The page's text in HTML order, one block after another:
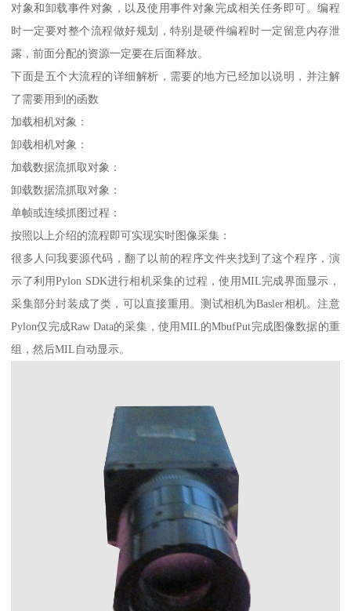
对象和卸载事件对象，以及使用事件对象完成相关任务即可。编程
时一定要对整个流程做好规划，特别是硬件编程时一定留意内存泄
露，前面分配的资源一定要在后面释放。
下面是五个大流程的详细解析，需要的地方已经加以说明，并注解
了需要用到的函数
加载相机对象：
卸载相机对象：
加载数据流抓取对象：
卸载数据流抓取对象：
单帧或连续抓图过程：
按照以上介绍的流程即可实现实时图像采集：
很多人问我要源代码，翻了以前的程序文件夹找到了这个程序，演
示了利用Pylon SDK进行相机采集的过程，使用MIL完成界面显示，
采集部分封装成了类，可以直接重用。测试相机为Basler相机。注意
Pylon仅完成Raw Data的采集，使用MIL的MbufPut完成图像数据的重
组，然后MIL自动显示。